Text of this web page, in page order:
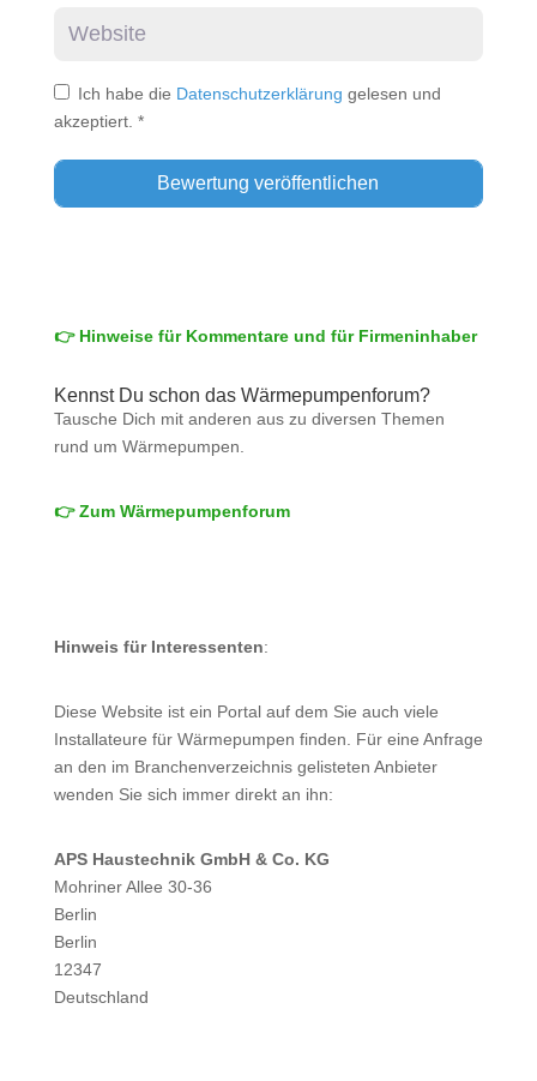
Ich habe die Datenschutzerklärung gelesen und
akzeptiert. *
👉 Hinweise für Kommentare und für Firmeninhaber
Kennst Du schon das Wärmepumpenforum?
Tausche Dich mit anderen aus zu diversen Themen
rund um Wärmepumpen.
👉 Zum Wärmepumpenforum
Hinweis für Interessenten:
Diese Website ist ein Portal auf dem Sie auch viele
Installateure für Wärmepumpen finden. Für eine Anfrage
an den im Branchenverzeichnis gelisteten Anbieter
wenden Sie sich immer direkt an ihn:
APS Haustechnik GmbH & Co. KG
Mohriner Allee 30-36
Berlin
Berlin
12347
Deutschland